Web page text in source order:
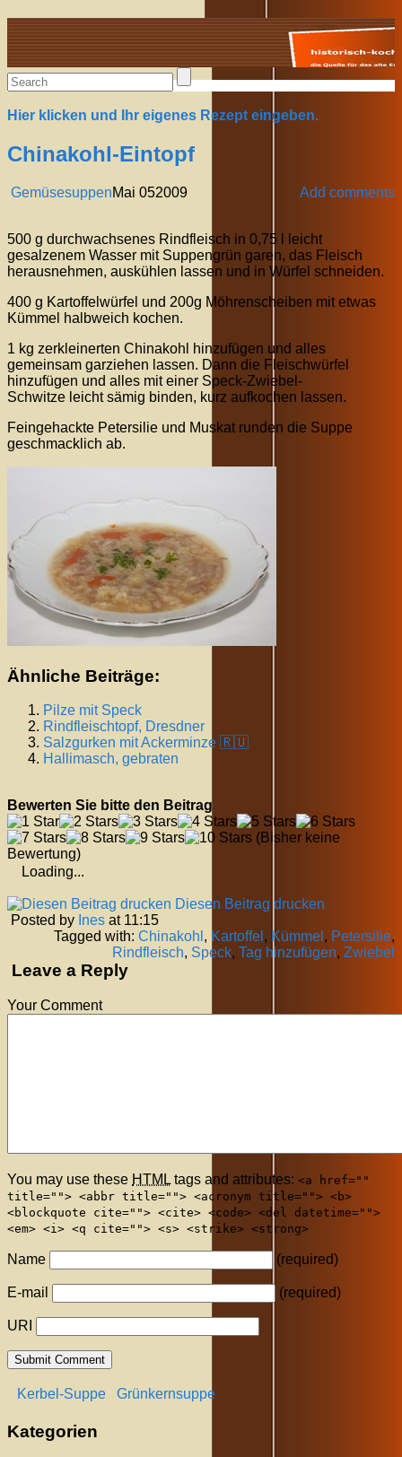
Alte Rezepte online
Hier klicken und Ihr eigenes Rezept eingeben.
Chinakohl-Eintopf
Gemüsesuppen Add comments
Mai 052009
500 g durchwachsenes Rindfleisch in 0,75 l leicht
gesalzenem Wasser mit Suppengrün garen, das Fleisch
herausnehmen, auskühlen lassen und in Würfel schneiden.
400 g Kartoffelwürfel und 200g Möhrenscheiben mit etwas
Kümmel halbweich kochen.
1 kg zerkleinerten Chinakohl hinzufügen und alles
gemeinsam garziehen lassen. Dann die Fleischwürfel
hinzufügen und alles mit einer Speck-Zwiebel-
Schwitze leicht sämig binden, kurz aufkochen lassen.
Feingehackte Petersilie und Muskat runden die Suppe
geschmacklich ab.
Ähnliche Beiträge:
Pilze mit Speck
Rindfleischtopf, Dresdner
Salzgurken mit Ackerminze 🇷🇺
Hallimasch, gebraten
Bewerten Sie bitte den Beitrag
(Bisher keine
Bewertung)
Loading...
Diesen Beitrag drucken
Posted by Ines at 11:15
Tagged with: Chinakohl , Kartoffel , Kümmel , Petersilie,
Rindfleisch, Speck, Tag hinzufügen, Zwiebel
Leave a Reply
Your Comment
You may use these HTML tags and attributes: <a href=""
title=""> <abbr title=""> <acronym title=""> <b>
<blockquote cite=""> <cite> <code> <del datetime="">
<em> <i> <q cite=""> <s> <strike> <strong>
Name (required)
E-mail (required)
URI
Kerbel-Suppe Grünkernsuppe
Kategorien